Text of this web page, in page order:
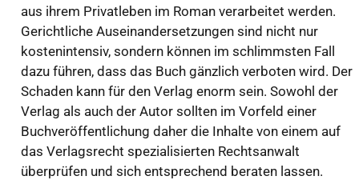
aus ihrem Privatleben im Roman verarbeitet werden.
Gerichtliche Auseinandersetzungen sind nicht nur
kostenintensiv, sondern können im schlimmsten Fall
dazu führen, dass das Buch gänzlich verboten wird. Der
Schaden kann für den Verlag enorm sein. Sowohl der
Verlag als auch der Autor sollten im Vorfeld einer
Buchveröffentlichung daher die Inhalte von einem auf
das Verlagsrecht spezialisierten Rechtsanwalt
überprüfen und sich entsprechend beraten lassen.